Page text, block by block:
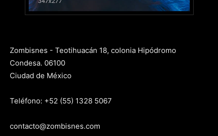
Zombisnes - Teotihuacán 18, colonia Hipódromo
Condesa. 06100
Ciudad de México
Teléfono: +52 (55) 1328 5067
contacto@zombisnes.com